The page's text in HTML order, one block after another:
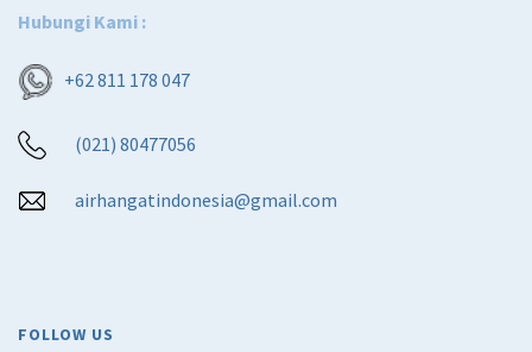
Hubungi Kami :
+62 811 178 047
(021) 80477056
airhangatindonesia@gmail.com
FOLLOW US